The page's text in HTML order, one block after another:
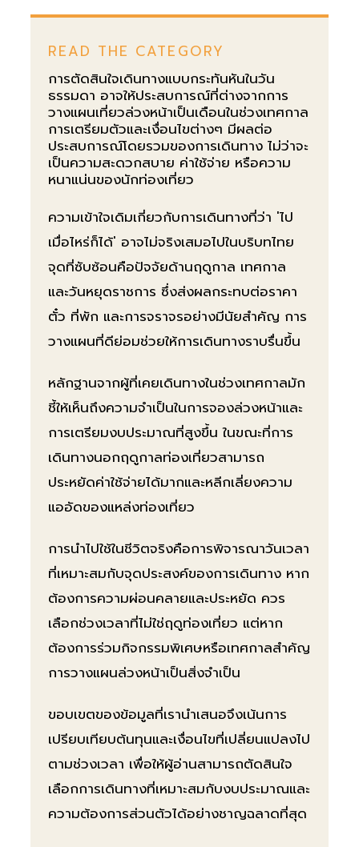
READ THE CATEGORY
การตัดสินใจเดินทางแบบกระทันหันในวัน
ธรรมดา อาจให้ประสบการณ์ที่ต่างจากการ
วางแผนเที่ยวล่วงหน้าเป็นเดือนในช่วงเทศกาล
การเตรียมตัวและเงื่อนไขต่างๆ มีผลต่อ
ประสบการณ์โดยรวมของการเดินทาง ไม่ว่าจะ
เป็นความสะดวกสบาย ค่าใช้จ่าย หรือความ
หนาแน่นของนักท่องเที่ยว
ความเข้าใจเดิมเกี่ยวกับการเดินทางที่ว่า 'ไป
เมื่อไหร่ก็ได้' อาจไม่จริงเสมอไปในบริบทไทย
จุดที่ซับซ้อนคือปัจจัยด้านฤดูกาล เทศกาล
และวันหยุดราชการ ซึ่งส่งผลกระทบต่อราคา
ตั๋ว ที่พัก และการจราจรอย่างมีนัยสำคัญ การ
วางแผนที่ดีย่อมช่วยให้การเดินทางราบรื่นขึ้น
หลักฐานจากผู้ที่เคยเดินทางในช่วงเทศกาลมัก
ชี้ให้เห็นถึงความจำเป็นในการจองล่วงหน้าและ
การเตรียมงบประมาณที่สูงขึ้น ในขณะที่การ
เดินทางนอกฤดูกาลท่องเที่ยวสามารถ
ประหยัดค่าใช้จ่ายได้มากและหลีกเลี่ยงความ
แออัดของแหล่งท่องเที่ยว
การนำไปใช้ในชีวิตจริงคือการพิจารณาวันเวลา
ที่เหมาะสมกับจุดประสงค์ของการเดินทาง หาก
ต้องการความผ่อนคลายและประหยัด ควร
เลือกช่วงเวลาที่ไม่ใช่ฤดูท่องเที่ยว แต่หาก
ต้องการร่วมกิจกรรมพิเศษหรือเทศกาลสำคัญ
การวางแผนล่วงหน้าเป็นสิ่งจำเป็น
ขอบเขตของข้อมูลที่เรานำเสนอจึงเน้นการ
เปรียบเทียบต้นทุนและเงื่อนไขที่เปลี่ยนแปลงไป
ตามช่วงเวลา เพื่อให้ผู้อ่านสามารถตัดสินใจ
เลือกการเดินทางที่เหมาะสมกับงบประมาณและ
ความต้องการส่วนตัวได้อย่างชาญฉลาดที่สุด